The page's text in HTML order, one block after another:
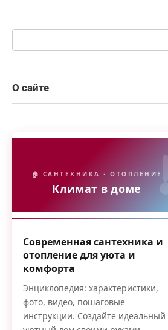
Поиск:
О сайте
🏠 САНТЕХНИКА · ОТОПЛЕНИЕ
Климат в доме
Современная сантехника и
отопление для уюта и
комфорта
Энциклопедия: характеристики,
фото, видео, пошаговые
инструкции. Создайте идеальный